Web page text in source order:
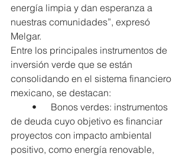
energía limpia y dan esperanza a
nuestras comunidades”, expresó
Melgar.
Entre los principales instrumentos de
inversión verde que se están
consolidando en el sistema financiero
mexicano, se destacan:
•      Bonos verdes: instrumentos
de deuda cuyo objetivo es financiar
proyectos con impacto ambiental
positivo, como energía renovable,